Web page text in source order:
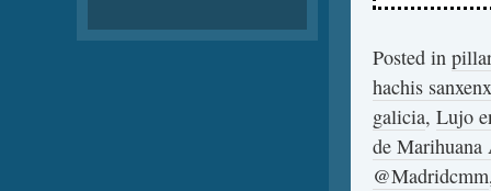
Posted in
hachis
galicia, Lujo
de
@Madridcmm